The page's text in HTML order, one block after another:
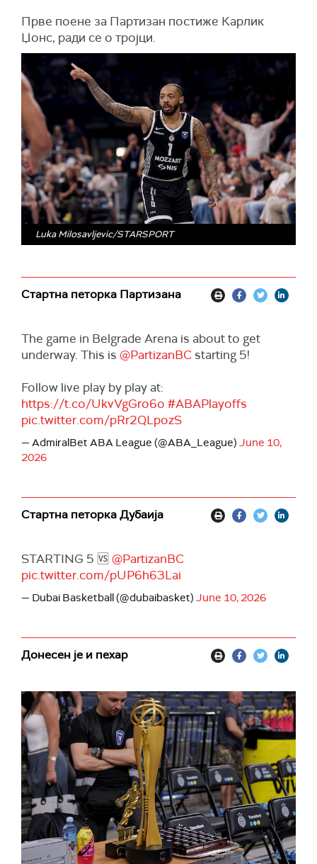
Прве поене за Партизан постиже Карлик
Џонс, ради се о тројци.
Luka Milosavljevic/STARSPORT
Стартна петорка Партизана
The game in Belgrade Arena is about to get
underway. This is @PartizanBC starting 5!
Follow live play by play at:
https://t.co/UkvVgGro6o #ABAPlayoffs
pic.twitter.com/pRr2QLpozS
— AdmiralBet ABA League (@ABA_League) June 10,
2026
Стартна петорка Дубаија
STARTING 5 🆚 @PartizanBC
pic.twitter.com/pUP6h63Lai
— Dubai Basketball (@dubaibasket) June 10, 2026
Донесен је и пехар